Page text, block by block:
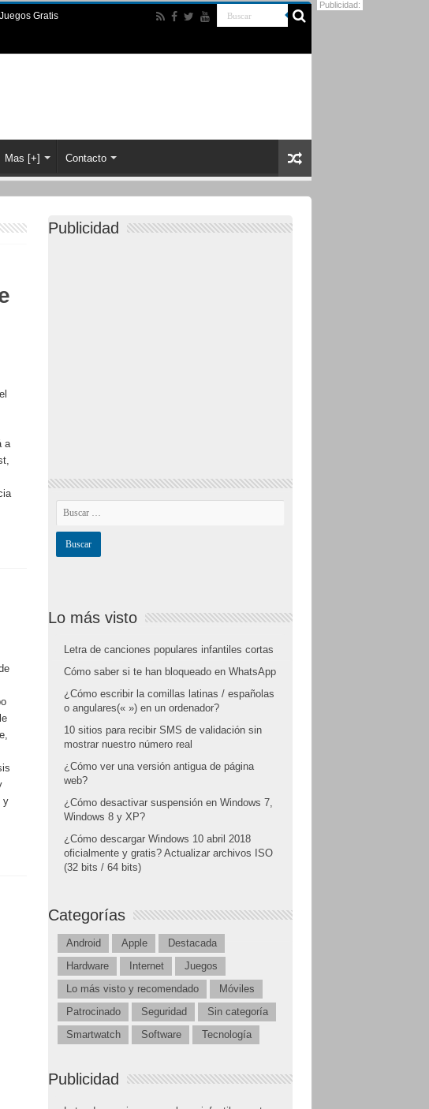
Gratis
Mas [+] Contacto
a
y
Publicidad
Lo más visto
Letra de canciones populares infantiles cortas
Cómo saber si te han bloqueado en WhatsApp
¿Cómo escribir la comillas latinas / españolas
o angulares(« ») en un ordenador?
10 sitios para recibir SMS de validación sin
mostrar nuestro número real
¿Cómo ver una versión antigua de página
web?
¿Cómo desactivar suspensión en Windows 7,
Windows 8 y XP?
¿Cómo descargar Windows 10 abril 2018
oficialmente y gratis? Actualizar archivos ISO
(32 bits / 64 bits)
Categorías
Android Apple
Destacada
Hardware
Internet
Juegos
Lo más visto y recomendado
Móviles
Patrocinado
Seguridad
Sin categoría
Smartwatch
Software Tecnología
Publicidad
Publicidad: